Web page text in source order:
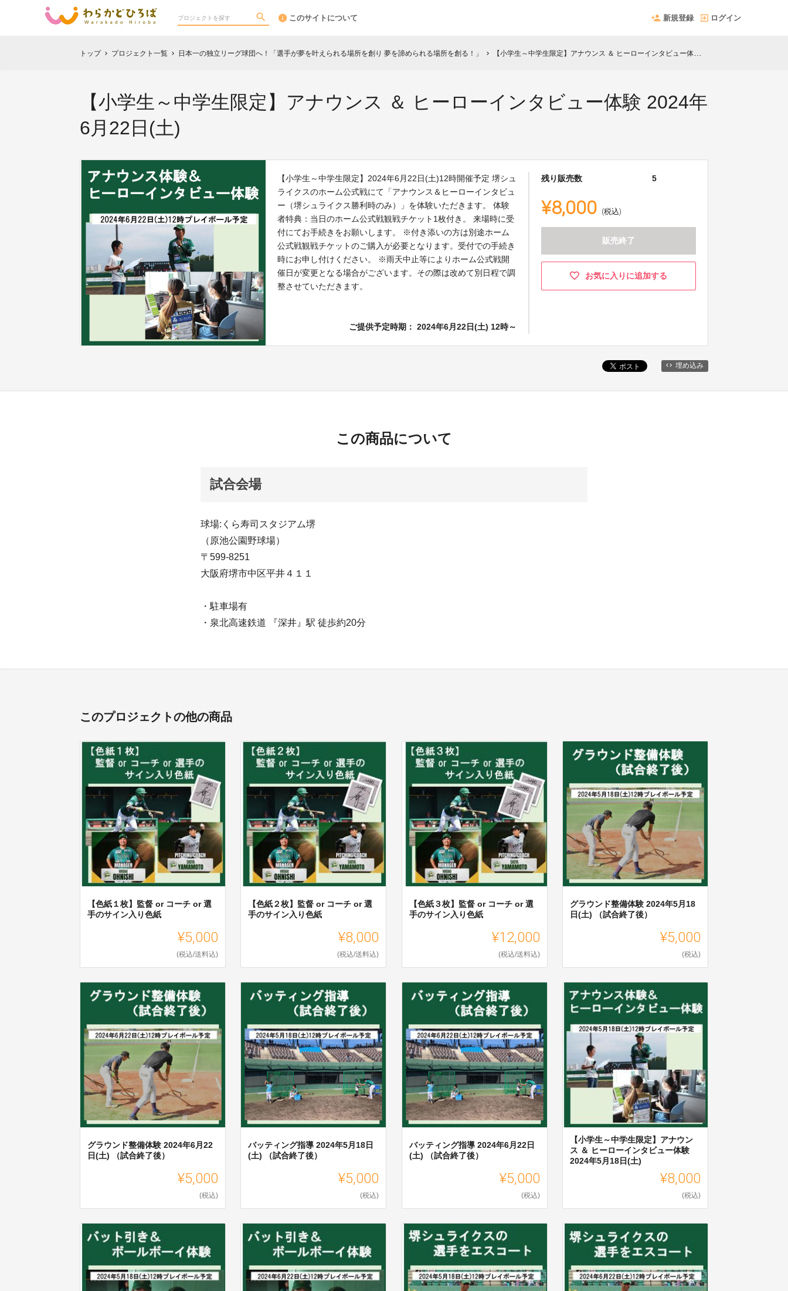
このサイトについて 新規登録 ログイン
トップ chevron_right プロジェクト一覧 chevron_right 日本一の独立リーグ球団へ！「選手が夢を叶えられる場所を創り 夢を諦められる場所を創る！」 chevron_right 【小学生～中学生限定】アナウンス ＆ ヒーローインタビュー体験 2024年6月22日(土)
【小学生～中学生限定】アナウンス ＆ ヒーローインタビュー体験 2024年
6月22日(土)
【小学生～中学生限定】2024年6月22日(土)12時開催予定 堺シュ
ライクスのホーム公式戦にて「アナウンス＆ヒーローインタビュ
ー（堺シュライクス勝利時のみ）」を体験いただきます。 体験
者特典：当日のホーム公式戦観戦チケット1枚付き。 来場時に受
付にてお手続きをお願いします。 ※付き添いの方は別途ホーム
公式戦観戦チケットのご購入が必要となります。受付での手続き
時にお申し付けください。 ※雨天中止等によりホーム公式戦開
催日が変更となる場合がございます。その際は改めて別日程で調
整させていただきます。
ご提供予定時期： 2024年6月22日(土) 12時～
残り販売数 5
¥8,000 (税込)
販売終了
お気に入りに追加する
埋め込み
この商品について
試合会場
球場:くら寿司スタジアム堺
（原池公園野球場）
〒599-8251
大阪府堺市中区平井４１１
・駐車場有
・泉北高速鉄道 『深井』駅 徒歩約20分
このプロジェクトの他の商品
【色紙１枚】監督 or コーチ or 選
手のサイン入り色紙
¥5,000
(税込/送料込)
【色紙２枚】監督 or コーチ or 選
手のサイン入り色紙
¥8,000
(税込/送料込)
【色紙３枚】監督 or コーチ or 選
手のサイン入り色紙
¥12,000
(税込/送料込)
グラウンド整備体験 2024年5月18
日(土) （試合終了後）
¥5,000
(税込)
グラウンド整備体験 2024年6月22
日(土) （試合終了後）
¥5,000
(税込)
バッティング指導 2024年5月18日
(土) （試合終了後）
¥5,000
(税込)
バッティング指導 2024年6月22日
(土) （試合終了後）
¥5,000
(税込)
【小学生～中学生限定】アナウン
ス ＆ ヒーローインタビュー体験
2024年5月18日(土)
¥8,000
(税込)